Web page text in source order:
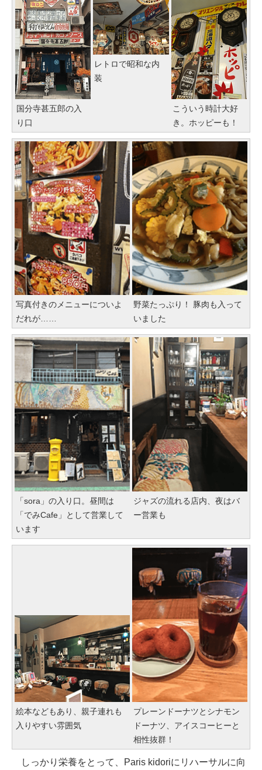
国分寺甚五郎の入
り口
レトロで昭和な内
装
こういう時計大好
き。ホッピーも！
写真付きのメニューについよ
だれが……
野菜たっぷり！ 豚肉も入って
いました
「sora」の入り口。昼間は
「でみCafe」として営業して
います
ジャズの流れる店内、夜はバ
ー営業も
絵本などもあり、親子連れも
入りやすい雰囲気
プレーンドーナツとシナモン
ドーナツ、アイスコーヒーと
相性抜群！
しっかり栄養をとって、Paris kidoriにリハーサルに向